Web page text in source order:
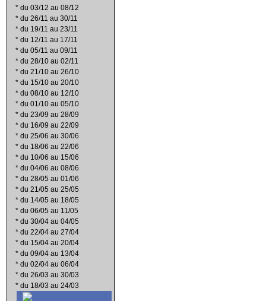
* du 03/12 au 08/12
* du 26/11 au 30/11
* du 19/11 au 23/11
* du 12/11 au 17/11
* du 05/11 au 09/11
* du 28/10 au 02/11
* du 21/10 au 26/10
* du 15/10 au 20/10
* du 08/10 au 12/10
* du 01/10 au 05/10
* du 23/09 au 28/09
* du 16/09 au 22/09
* du 25/06 au 30/06
* du 18/06 au 22/06
* du 10/06 au 15/06
* du 04/06 au 08/06
* du 28/05 au 01/06
* du 21/05 au 25/05
* du 14/05 au 18/05
* du 06/05 au 11/05
* du 30/04 au 04/05
* du 22/04 au 27/04
* du 15/04 au 20/04
* du 09/04 au 13/04
* du 02/04 au 06/04
* du 26/03 au 30/03
* du 18/03 au 24/03